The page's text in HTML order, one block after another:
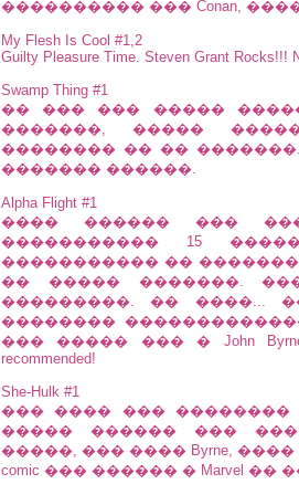
���������� ��� Conan,
My Flesh Is Cool #1,2
Guilty Pleasure Time. Steven Grant Rocks!!!
Swamp Thing #1
�� ��� ��� �����
�������, �����
�������� �� �� �������.
������� ������.
Alpha Flight #1
���� ������ ���
����������� 15
����������� �� �������
�� ����� �������.
���������. �� ����...
�������� �������������
��� ����� ��� � John
recommended!
She-Hulk #1
��� ���� ��� ��������
����� ������ ���
�����, ��� ���� Byrne,
comic ��� ������ � Marvel